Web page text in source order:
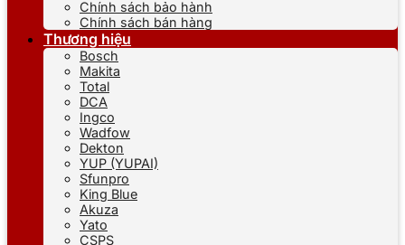
Chính sách bảo hành
Chính sách bán hàng
Thương hiệu
Bosch
Makita
Total
DCA
Ingco
Wadfow
Dekton
YUP (YUPAI)
Sfunpro
King Blue
Akuza
Yato
CSPS